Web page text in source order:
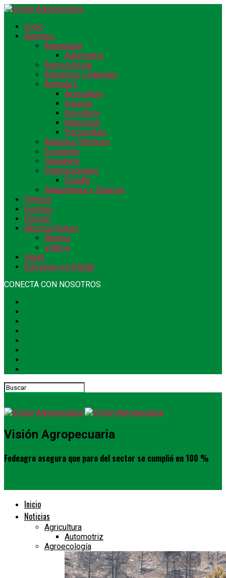
Inicio
Noticias
Agricultura
Automotriz
Agroecología
Alimentos y Bebidas
Animales
Acuicultura
Equinos
Avicultura
Mascotas
Porcicultura
Artículos Técnicos
Economía
Ganadería
Internacionales
España
Maquinarias y Equipos
Política
Eventos
Opinión
Música/Videos
Música
Videos
Salud
Ediciones en Digital
CONECTA CON NOSOTROS
Visión Agropecuaria
Fedeagro asegura que paro del sector se cumplió en 100 %
Inicio
Noticias
Agricultura
Automotriz
Agroecología